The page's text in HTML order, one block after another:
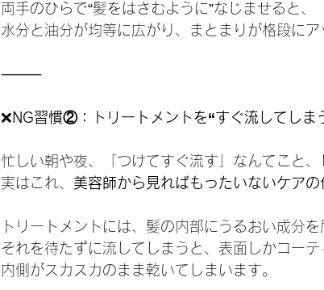
両手のひらで“髪をはさむように”なじませると、
水分と油分が均等に広がり、まとまりが格段にア
⸻
❌ NG習慣②：トリートメントを“すぐ流してしま
忙しい朝や夜、「つけてすぐ流す」なんてこと、
実はこれ、 美容師から見ればもったいないケアの
トリートメントには、髪の内部にうるおい成分
それを待たずに流してしまうと、表面しかコーテ
内側がスカスカのまま乾いてしまいます。